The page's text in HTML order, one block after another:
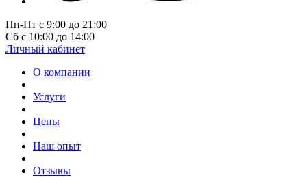
Пн-Пт с 9:00 до 21:00
Сб с 10:00 до 14:00
Личный кабинет
О компании
Услуги
Цены
Наш опыт
Отзывы